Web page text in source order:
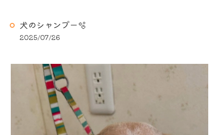
犬のシャンプー🫧
2025/07/26